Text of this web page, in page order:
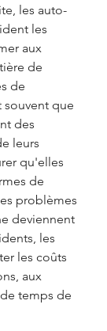
les auto-
les
aux
de
de
que
des
leurs
qu'elles
de
problèmes
deviennent
les
les coûts
aux
temps de